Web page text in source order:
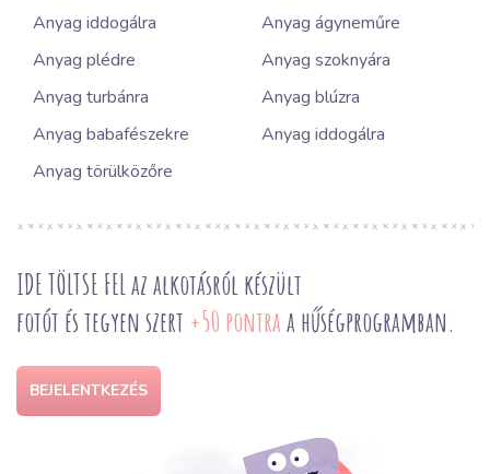
Anyag iddogálra
Anyag ágyneműre
Anyag plédre
Anyag szoknyára
Anyag turbánra
Anyag blúzra
Anyag babafészekre
Anyag iddogálra
Anyag törülközőre
IDE TÖLTSE FEL az alkotásról készült
fotót és tegyen szert +50 pontraa hűségprogramban.
BEJELENTKEZÉS